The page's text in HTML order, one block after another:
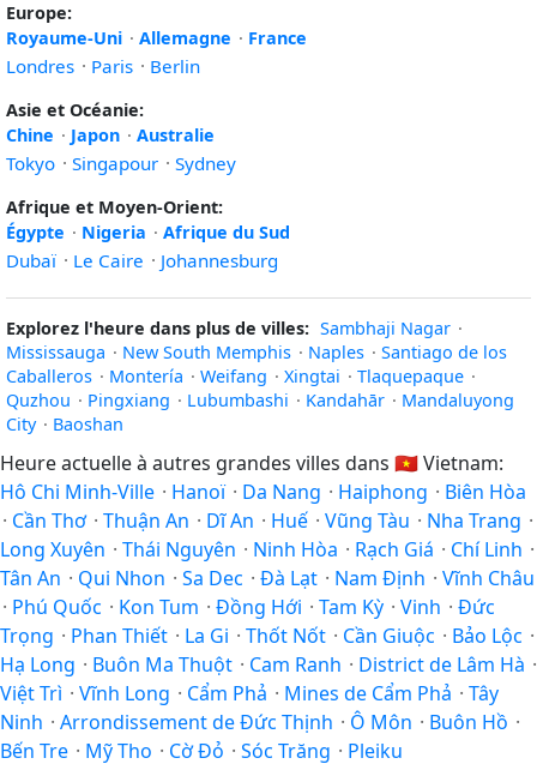
Europe:
Royaume-Uni · Allemagne · France
Londres · Paris · Berlin
Asie et Océanie:
Chine · Japon · Australie
Tokyo · Singapour · Sydney
Afrique et Moyen-Orient:
Égypte · Nigeria · Afrique du Sud
Dubaï · Le Caire · Johannesburg
Explorez l'heure dans plus de villes: Sambhaji Nagar ·
Mississauga · New South Memphis · Naples · Santiago de los
Caballeros · Montería · Weifang · Xingtai · Tlaquepaque ·
Quzhou · Pingxiang · Lubumbashi · Kandahār · Mandaluyong
City · Baoshan
Heure actuelle à autres grandes villes dans 🇻🇳Vietnam:
Hô Chi Minh-Ville · Hanoï · Da Nang · Haiphong · Biên Hòa
· Cần Thơ · Thuận An · Dĩ An · Huế · Vũng Tàu · Nha Trang ·
Long Xuyên · Thái Nguyên · Ninh Hòa · Rạch Giá · Chí Linh ·
Tân An · Qui Nhon · Sa Dec · Đà Lạt · Nam Định · Vĩnh Châu
· Phú Quốc · Kon Tum · Đồng Hới · Tam Kỳ · Vinh · Đức
Trọng · Phan Thiết · La Gi · Thốt Nốt · Cần Giuộc · Bảo Lộc ·
Hạ Long · Buôn Ma Thuột · Cam Ranh · District de Lâm Hà ·
Việt Trì · Vĩnh Long · Cẩm Phả · Mines de Cẩm Phả · Tây
Ninh · Arrondissement de Đức Thịnh · Ô Môn · Buôn Hồ ·
Bến Tre · Mỹ Tho · Cờ Đỏ · Sóc Trăng · Pleiku